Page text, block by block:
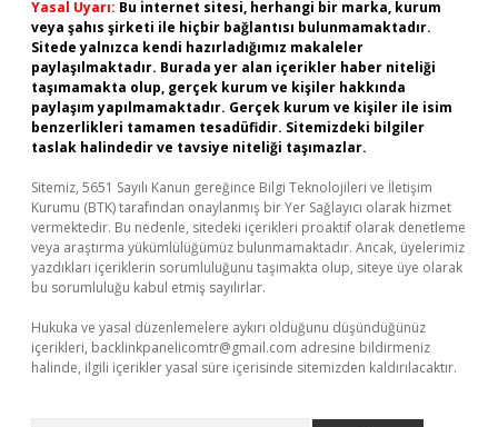
Yasal Uyarı: Bu internet sitesi, herhangi bir marka, kurum
veya şahıs şirketi ile hiçbir bağlantısı bulunmamaktadır.
Sitede yalnızca kendi hazırladığımız makaleler
paylaşılmaktadır. Burada yer alan içerikler haber niteliği
taşımamakta olup, gerçek kurum ve kişiler hakkında
paylaşım yapılmamaktadır. Gerçek kurum ve kişiler ile isim
benzerlikleri tamamen tesadüfidir. Sitemizdeki bilgiler
taslak halindedir ve tavsiye niteliği taşımazlar.
Sitemiz, 5651 Sayılı Kanun gereğince Bilgi Teknolojileri ve İletişim
Kurumu (BTK) tarafından onaylanmış bir Yer Sağlayıcı olarak hizmet
vermektedir. Bu nedenle, sitedeki içerikleri proaktif olarak denetleme
veya araştırma yükümlülüğümüz bulunmamaktadır. Ancak, üyelerimiz
yazdıkları içeriklerin sorumluluğunu taşımakta olup, siteye üye olarak
bu sorumluluğu kabul etmiş sayılırlar.
Hukuka ve yasal düzenlemelere aykırı olduğunu düşündüğünüz
içerikleri, backlinkpanelicomtr@gmail.com adresine bildirmeniz
halinde, ilgili içerikler yasal süre içerisinde sitemizden kaldırılacaktır.